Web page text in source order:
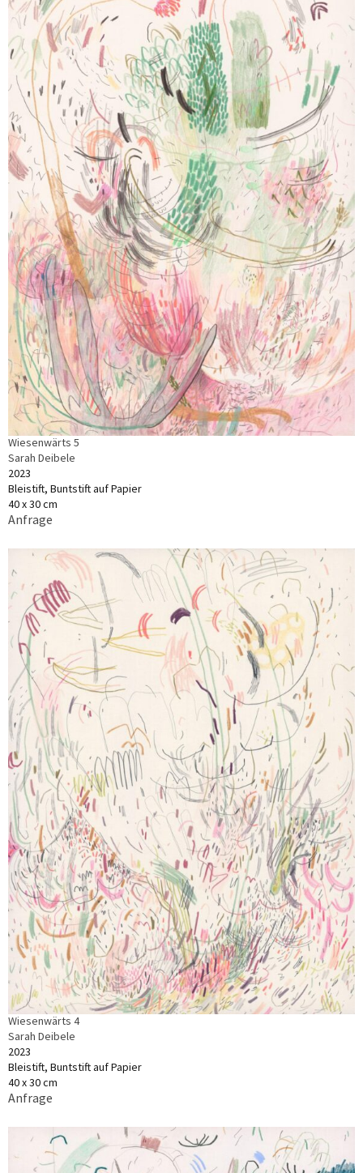
Wiesenwärts 5
Sarah Deibele
2023
Bleistift, Buntstift auf Papier
40 x 30 cm
Anfrage
Wiesenwärts 4
Sarah Deibele
2023
Bleistift, Buntstift auf Papier
40 x 30 cm
Anfrage